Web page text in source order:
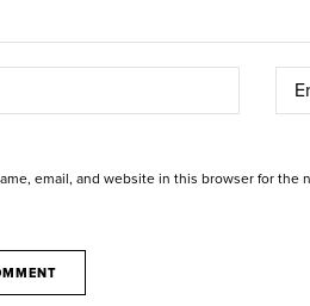
email, and website in this browser for the